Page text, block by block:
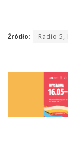
Źródło: Radio 5,